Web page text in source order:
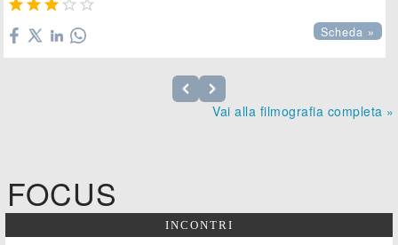
    
Scheda »
Vai alla filmografia completa »
FOCUS
INCONTRI